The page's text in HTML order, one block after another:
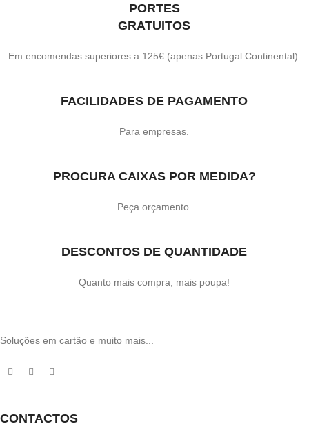
PORTES
GRATUITOS
Em encomendas superiores a 125€ (apenas Portugal Continental).
FACILIDADES DE PAGAMENTO
Para empresas.
PROCURA CAIXAS POR MEDIDA?
Peça orçamento.
DESCONTOS DE QUANTIDADE
Quanto mais compra, mais poupa!
Soluções em cartão e muito mais...
CONTACTOS